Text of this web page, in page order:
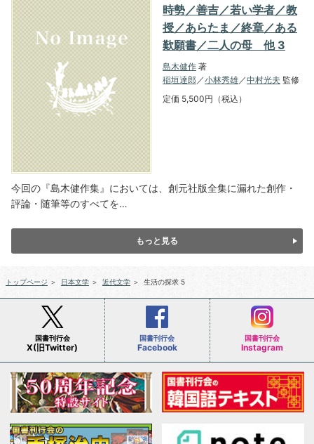
時勢／善吉／若い学者／教
授／あらたま／終章／ある
歎願書／二人の母 他 3
島木健作 著
稲垣達郎／小林秀雄／中村光夫 監修
定価 5,500円（税込）
今回の『島木健作集』においては、創元社版全集に漏れた創作・
評論・随筆等のすべてを…
もっと見る
トップページ ＞ 日本文学 ＞ 近代文学 ＞ 生活の探求 5
国書刊行会
X(旧Twitter)
国書刊行会
Facebook
国書刊行会
Instagram